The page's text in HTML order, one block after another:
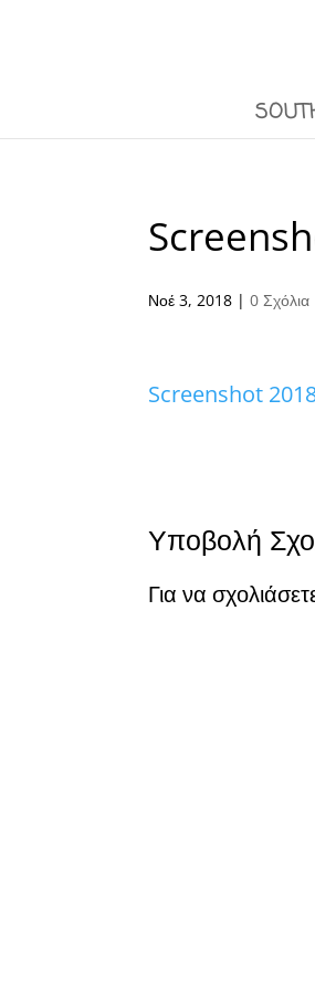
Νοέ 3, 2018 |0 Σχόλια
Screenshot
Υποβολή
Για να